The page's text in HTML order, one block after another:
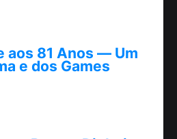
aos 81 Anos — Um
e dos Games